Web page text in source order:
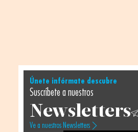
Únete infórmate descubre
Suscríbete a nuestros
Newsletters
Ve a nuestros Newsletters